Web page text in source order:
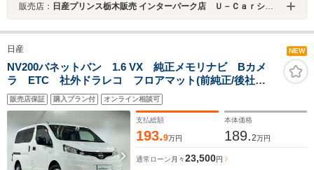
販売店： 日産プリンス栃木販売 インターパーク店 Ｕ－Ｃａｒショップ
日産 NEW
NV200バネットバン 1.6 VX 純正メモリナビ Bカメ
ラ ETC 社外ドラレコ フロアマット(前純正/後社
外) アイドリングストップ ハロゲン オートライト
AHB 純正14インチスチールタイヤ ドアバイザー 電
動格納ミラー
販売店保証 購入プラン付 オンライン相談可
支払総額
193.9万円
本体価格
189.2万円
通常ローン 月々23,500円